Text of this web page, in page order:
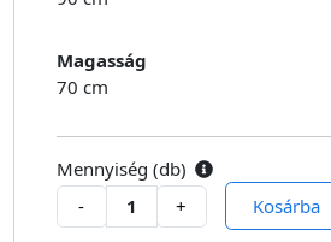
Magasság
70 cm
Mennyiség (db)
-
+ Kosárba